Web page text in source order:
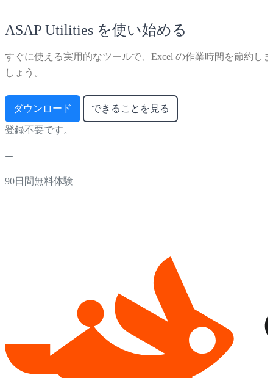
ASAP Utilities を使い始める
すぐに使える実用的なツールで、Excel の作業時間を節約しま
しょう。
ダウンロード できることを見る
登録不要です。
90日間無料体験